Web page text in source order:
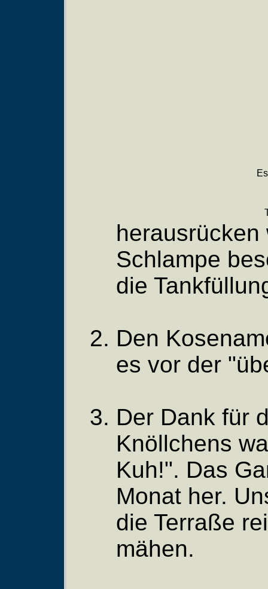
Schlampe
die
Den
es vor der
Der Dank für
Knöllchens
Kuh!". Das
Monat her.
die Terraße
mähen.